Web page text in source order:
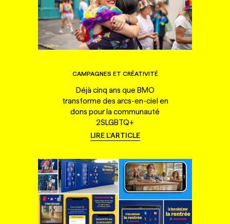
CAMPAGNES ET CRÉATIVITÉ
Déjà cinq ans que BMO
transforme des arcs-en-ciel en
dons pour la communauté
2SLGBTQ+
LIRE L'ARTICLE